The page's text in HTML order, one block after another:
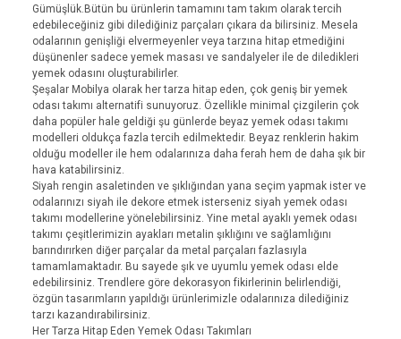
Gümüşlük.Bütün bu ürünlerin tamamını tam takım olarak tercih
edebileceğiniz gibi dilediğiniz parçaları çıkara da bilirsiniz. Mesela
odalarının genişliği elvermeyenler veya tarzına hitap etmediğini
düşünenler sadece yemek masası ve sandalyeler ile de diledikleri
yemek odasını oluşturabilirler.
Şeşalar Mobilya olarak her tarza hitap eden, çok geniş bir yemek
odası takımı alternatifi sunuyoruz. Özellikle minimal çizgilerin çok
daha popüler hale geldiği şu günlerde beyaz yemek odası takımı
modelleri oldukça fazla tercih edilmektedir. Beyaz renklerin hakim
olduğu modeller ile hem odalarınıza daha ferah hem de daha şık bir
hava katabilirsiniz.
Siyah rengin asaletinden ve şıklığından yana seçim yapmak ister ve
odalarınızı siyah ile dekore etmek isterseniz siyah yemek odası
takımı modellerine yönelebilirsiniz. Yine metal ayaklı yemek odası
takımı çeşitlerimizin ayakları metalin şıklığını ve sağlamlığını
barındırırken diğer parçalar da metal parçaları fazlasıyla
tamamlamaktadır. Bu sayede şık ve uyumlu yemek odası elde
edebilirsiniz. Trendlere göre dekorasyon fikirlerinin belirlendiği,
özgün tasarımların yapıldığı ürünlerimizle odalarınıza dilediğiniz
tarzı kazandırabilirsiniz.
Her Tarza Hitap Eden Yemek Odası Takımları